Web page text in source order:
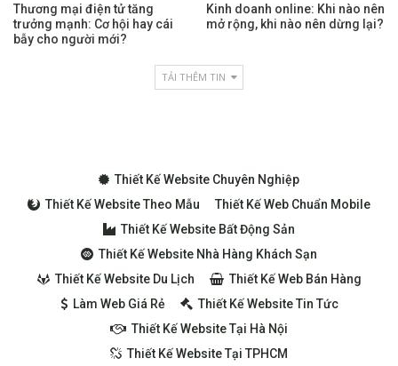
Thương mại điện tử tăng
trưởng mạnh: Cơ hội hay cái
bẫy cho người mới?
Kinh doanh online: Khi nào nên
mở rộng, khi nào nên dừng lại?
TẢI THÊM TIN
Thiết Kế Website Chuyên Nghiệp
Thiết Kế Website Theo Mẫu
Thiết Kế Web Chuẩn Mobile
Thiết Kế Website Bất Động Sản
Thiết Kế Website Nhà Hàng Khách Sạn
Thiết Kế Website Du Lịch
Thiết Kế Web Bán Hàng
Làm Web Giá Rẻ
Thiết Kế Website Tin Tức
Thiết Kế Website Tại Hà Nội
Thiết Kế Website Tại TPHCM